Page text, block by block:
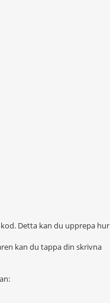
Detta kan du upprepa hur
kan du tappa din skrivna